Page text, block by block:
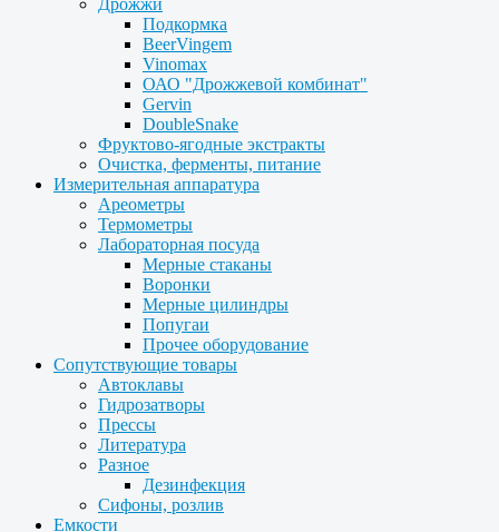
Дрожжи
Подкормка
BeerVingem
Vinomax
ОАО "Дрожжевой комбинат"
Gervin
DoubleSnake
Фруктово-ягодные экстракты
Очистка, ферменты, питание
Измерительная аппаратура
Ареометры
Термометры
Лабораторная посуда
Мерные стаканы
Воронки
Мерные цилиндры
Попугаи
Прочее оборудование
Сопутствующие товары
Автоклавы
Гидрозатворы
Прессы
Литература
Разное
Дезинфекция
Сифоны, розлив
Емкости